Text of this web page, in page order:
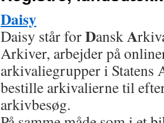
Daisy
Daisy står forDanskA
Arkiver, arbejder på
arkivaliegrupper i Statens
bestille arkivalierne til
arkivbesøg.